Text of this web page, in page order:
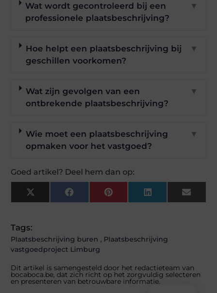
Wat wordt gecontroleerd bij een
professionele plaatsbeschrijving?
▼
Hoe helpt een plaatsbeschrijving bij
geschillen voorkomen?
▼
Wat zijn gevolgen van een
ontbrekende plaatsbeschrijving?
▼
Wie moet een plaatsbeschrijving
opmaken voor het vastgoed?
▼
Goed artikel? Deel hem dan op:
X
(Twitter)
FacebookPinterestLinkedInEmail
Tags:
Plaatsbeschrijving buren , Plaatsbeschrijving
vastgoedproject Limburg
Dit artikel is samengesteld door het redactieteam van
bocaboca.be, dat zich richt op het zorgvuldig selecteren
en presenteren van betrouwbare informatie.